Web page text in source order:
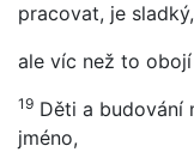
pracovat, je sladký,
ale víc než to
19 Děti a budování
jméno,